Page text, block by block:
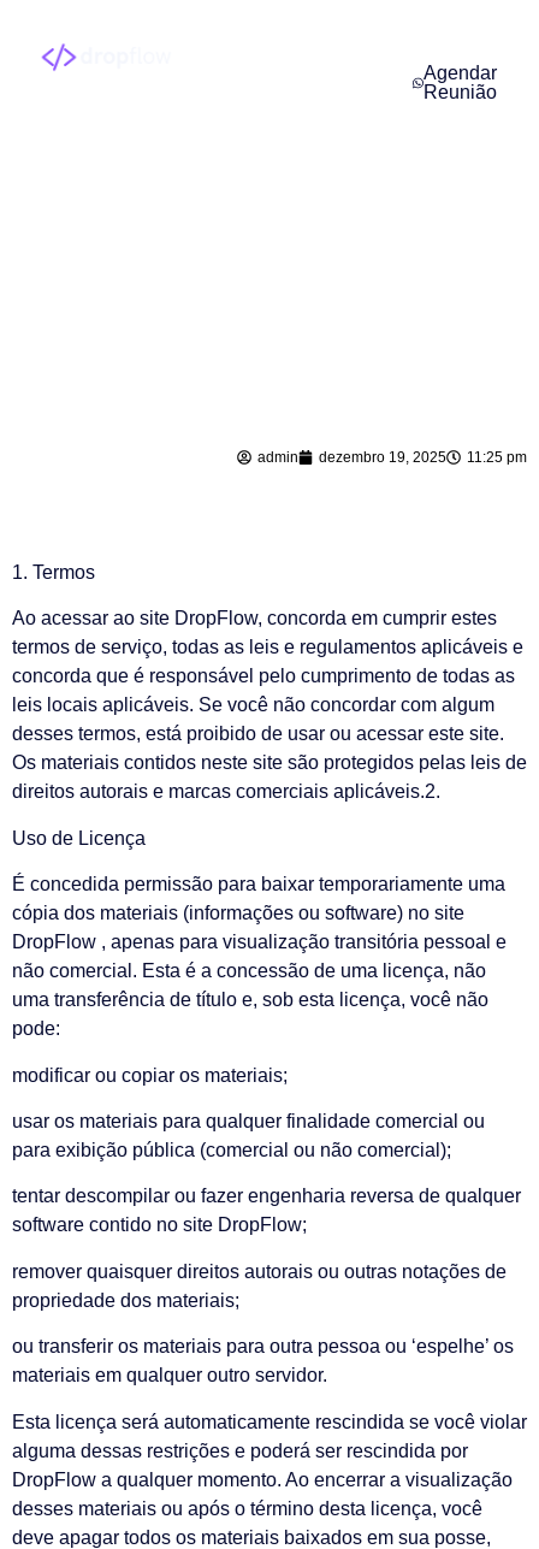
Agendar
Reunião
admin dezembro 19, 2025 11:25 pm
1. Termos
Ao acessar ao site DropFlow, concorda em cumprir estes
termos de serviço, todas as leis e regulamentos aplicáveis ​​e
concorda que é responsável pelo cumprimento de todas as
leis locais aplicáveis. Se você não concordar com algum
desses termos, está proibido de usar ou acessar este site.
Os materiais contidos neste site são protegidos pelas leis de
direitos autorais e marcas comerciais aplicáveis.2.
Uso de Licença
É concedida permissão para baixar temporariamente uma
cópia dos materiais (informações ou software) no site
DropFlow , apenas para visualização transitória pessoal e
não comercial. Esta é a concessão de uma licença, não
uma transferência de título e, sob esta licença, você não
pode:
modificar ou copiar os materiais;
usar os materiais para qualquer finalidade comercial ou
para exibição pública (comercial ou não comercial);
tentar descompilar ou fazer engenharia reversa de qualquer
software contido no site DropFlow;
remover quaisquer direitos autorais ou outras notações de
propriedade dos materiais;
ou transferir os materiais para outra pessoa ou ‘espelhe’ os
materiais em qualquer outro servidor.
Esta licença será automaticamente rescindida se você violar
alguma dessas restrições e poderá ser rescindida por
DropFlow a qualquer momento. Ao encerrar a visualização
desses materiais ou após o término desta licença, você
deve apagar todos os materiais baixados em sua posse,